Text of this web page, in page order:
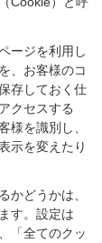
ージを利用し
、お客様のコ
存しておく仕
クセスする
様を識別し、
示を変えたり
かどうかは、
す。設定は
「全てのクッ